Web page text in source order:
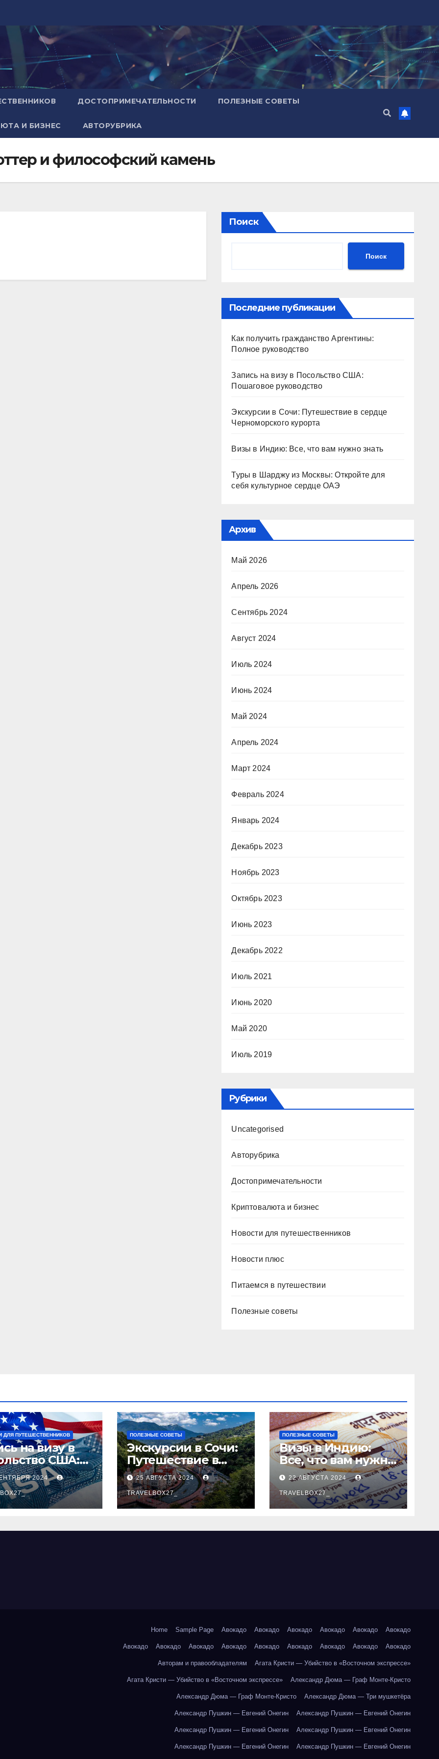
ДОСТОПРИМЕЧАТЕЛЬНОСТИ ПОЛЕЗНЫЕ СОВЕТЫ
И БИЗНЕС АВТОРУБРИКА
и философский камень
Поиск
Поиск
Последние публикации
Как получить гражданство Аргентины:
Полное руководство
Запись на визу в Посольство США:
Пошаговое руководство
Экскурсии в Сочи: Путешествие в сердце
Черноморского курорта
Визы в Индию: Все, что вам нужно знать
Туры в Шарджу из Москвы: Откройте для
себя культурное сердце ОАЭ
Архив
Май 2026
Апрель 2026
Сентябрь 2024
Август 2024
Июль 2024
Июнь 2024
Май 2024
Апрель 2024
Март 2024
Февраль 2024
Январь 2024
Декабрь 2023
Ноябрь 2023
Октябрь 2023
Июнь 2023
Декабрь 2022
Июль 2021
Июнь 2020
Май 2020
Июль 2019
Рубрики
Uncategorised
Авторубрика
Достопримечательности
Криптовалюта и бизнес
Новости для путешественников
Новости плюс
Питаемся в путешествии
Полезные советы
ДЛЯ ПУТЕШЕСТВЕННИКОВ
на визу в
США:
2024
ПОЛЕЗНЫЕ СОВЕТЫ
Экскурсии в Сочи:
Путешествие в
сердце
Черноморского
курорта
25 АВГУСТА 2024
TRAVELBOX27_
ПОЛЕЗНЫЕ СОВЕТЫ
Визы в Индию:
Все, что вам нужно
знать
22 АВГУСТА 2024
TRAVELBOX27_
Home Sample Page Авокадо Авокадо Авокадо Авокадо Авокадо Авокадо
Авокадо Авокадо Авокадо Авокадо Авокадо Авокадо Авокадо Авокадо Авокадо
Авторам и правообладателям Агата Кристи — Убийство в «Восточном экспрессе»
Агата Кристи — Убийство в «Восточном экспрессе» Александр Дюма — Граф Монте-Кристо
Александр Дюма — Граф Монте-Кристо Александр Дюма — Три мушкетёра
Александр Пушкин — Евгений Онегин Александр Пушкин — Евгений Онегин
Александр Пушкин — Евгений Онегин Александр Пушкин — Евгений Онегин
Александр Пушкин — Евгений Онегин Александр Пушкин — Евгений Онегин